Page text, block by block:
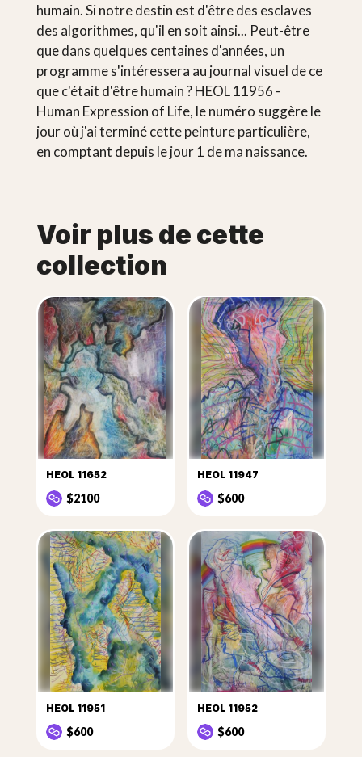
humain. Si notre destin est d'être des esclaves
des algorithmes, qu'il en soit ainsi... Peut-être
que dans quelques centaines d'années, un
programme s'intéressera au journal visuel de ce
que c'était d'être humain ? HEOL 11956 -
Human Expression of Life, le numéro suggère le
jour où j'ai terminé cette peinture particulière,
en comptant depuis le jour 1 de ma naissance.
Voir plus de cette
collection
HEOL 11652
$2100
HEOL 11947
$600
HEOL 11951
$600
HEOL 11952
$600